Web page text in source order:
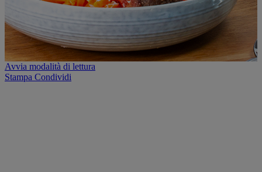
Avvia modalità di lettura
Stampa Condividi